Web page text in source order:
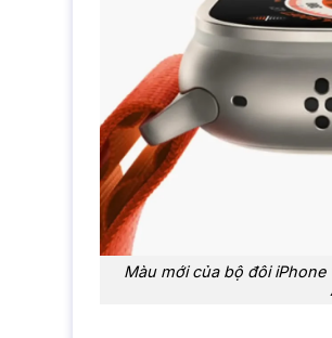
Màu mới của bộ đôi iPhone